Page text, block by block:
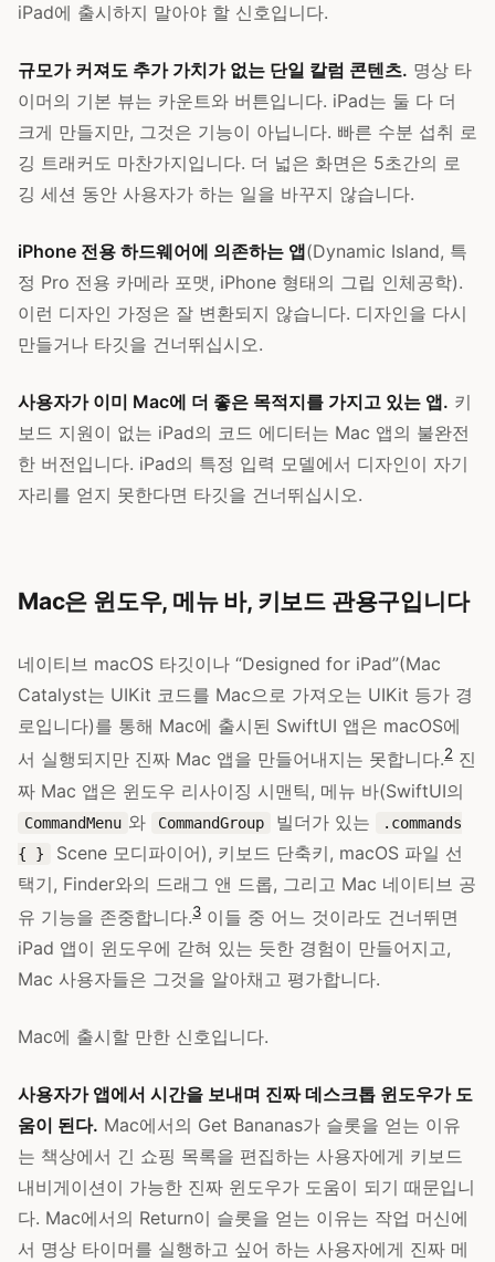
iPad에 출시하지 말아야 할 신호입니다.
규모가 커져도 추가 가치가 없는 단일 칼럼 콘텐츠. 명상 타
이머의 기본 뷰는 카운트와 버튼입니다. iPad는 둘 다 더
크게 만들지만, 그것은 기능이 아닙니다. 빠른 수분 섭취 로
깅 트래커도 마찬가지입니다. 더 넓은 화면은 5초간의 로
깅 세션 동안 사용자가 하는 일을 바꾸지 않습니다.
iPhone 전용 하드웨어에 의존하는 앱(Dynamic Island, 특
정 Pro 전용 카메라 포맷, iPhone 형태의 그립 인체공학).
이런 디자인 가정은 잘 변환되지 않습니다. 디자인을 다시
만들거나 타깃을 건너뛰십시오.
사용자가 이미 Mac에 더 좋은 목적지를 가지고 있는 앱. 키
보드 지원이 없는 iPad의 코드 에디터는 Mac 앱의 불완전
한 버전입니다. iPad의 특정 입력 모델에서 디자인이 자기
자리를 얻지 못한다면 타깃을 건너뛰십시오.
Mac은 윈도우, 메뉴 바, 키보드 관용구입니다
네이티브 macOS 타깃이나 “Designed for iPad”(Mac
Catalyst는 UIKit 코드를 Mac으로 가져오는 UIKit 등가 경
로입니다)를 통해 Mac에 출시된 SwiftUI 앱은 macOS에
서 실행되지만 진짜 Mac 앱을 만들어내지는 못합니다.2 진
짜 Mac 앱은 윈도우 리사이징 시맨틱, 메뉴 바(SwiftUI의
CommandMenu 와 CommandGroup 빌더가 있는
.commands
{ }
Scene 모디파이어), 키보드 단축키, macOS 파일 선
택기, Finder와의 드래그 앤 드롭, 그리고 Mac 네이티브 공
유 기능을 존중합니다.3 이들 중 어느 것이라도 건너뛰면
iPad 앱이 윈도우에 갇혀 있는 듯한 경험이 만들어지고,
Mac 사용자들은 그것을 알아채고 평가합니다.
Mac에 출시할 만한 신호입니다.
사용자가 앱에서 시간을 보내며 진짜 데스크톱 윈도우가 도
움이 된다. Mac에서의 Get Bananas가 슬롯을 얻는 이유
는 책상에서 긴 쇼핑 목록을 편집하는 사용자에게 키보드
내비게이션이 가능한 진짜 윈도우가 도움이 되기 때문입니
다. Mac에서의 Return이 슬롯을 얻는 이유는 작업 머신에
서 명상 타이머를 실행하고 싶어 하는 사용자에게 진짜 메